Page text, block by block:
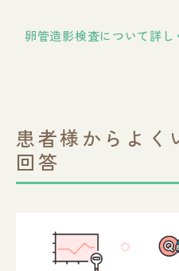
卵管造影検査について詳し
患者様からよく
回答